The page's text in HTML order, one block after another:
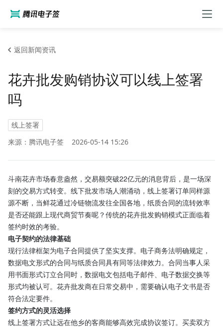
返回新闻资讯
花卉批发购销协议可以线上签署
吗
线上签署
来源：腾讯电子签
2026-05-14 15:26
斗南花卉市场春意盎然，交易额突破22亿元的消息背后，是一场深
刻的交易方式转变。线下批发市场人潮涌动，线上签署订单同样源
源不断，当鲜花通过冷链物流发往全国各地，纸质合同的流转效率
是否还能跟上现代商贸节奏呢？传统的花卉批发购销模式正面临着
签约时效的考验。
电子契约的法律基础
现行法律框架为电子合同提供了坚实支撑。电子商务法明确规定，
数据电文形式的合同与纸质合同具有同等法律效力。合同当事人采
用书面形式订立合同时，数据电文包括电子邮件、电子数据交换等
形式均被认可。花卉批发商在日常交易中，需要确认电子文书是否
符合法定要件。
签约方式的灵活选择
线上签署方式让远在他乡的客商能够高效完成协议签订。买卖双方